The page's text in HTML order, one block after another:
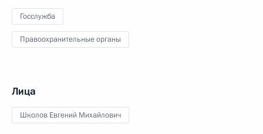
Госслужба
Правоохранительные органы
Лица
Школов Евгений Михайлович